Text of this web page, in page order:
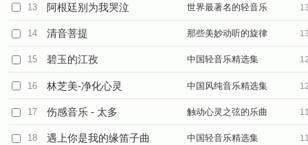
13 阿根廷别为我哭泣 世界最著名的轻音乐
14 清音菩提 那些美妙动听的旋律
15 碧玉的江孜 中国轻音乐精选集
16 林芝美-净化心灵 中国风纯音乐精选集
17 伤感音乐 - 太多 触动心灵之弦的乐曲
18 遇上你是我的缘笛子曲 中国轻音乐精选集